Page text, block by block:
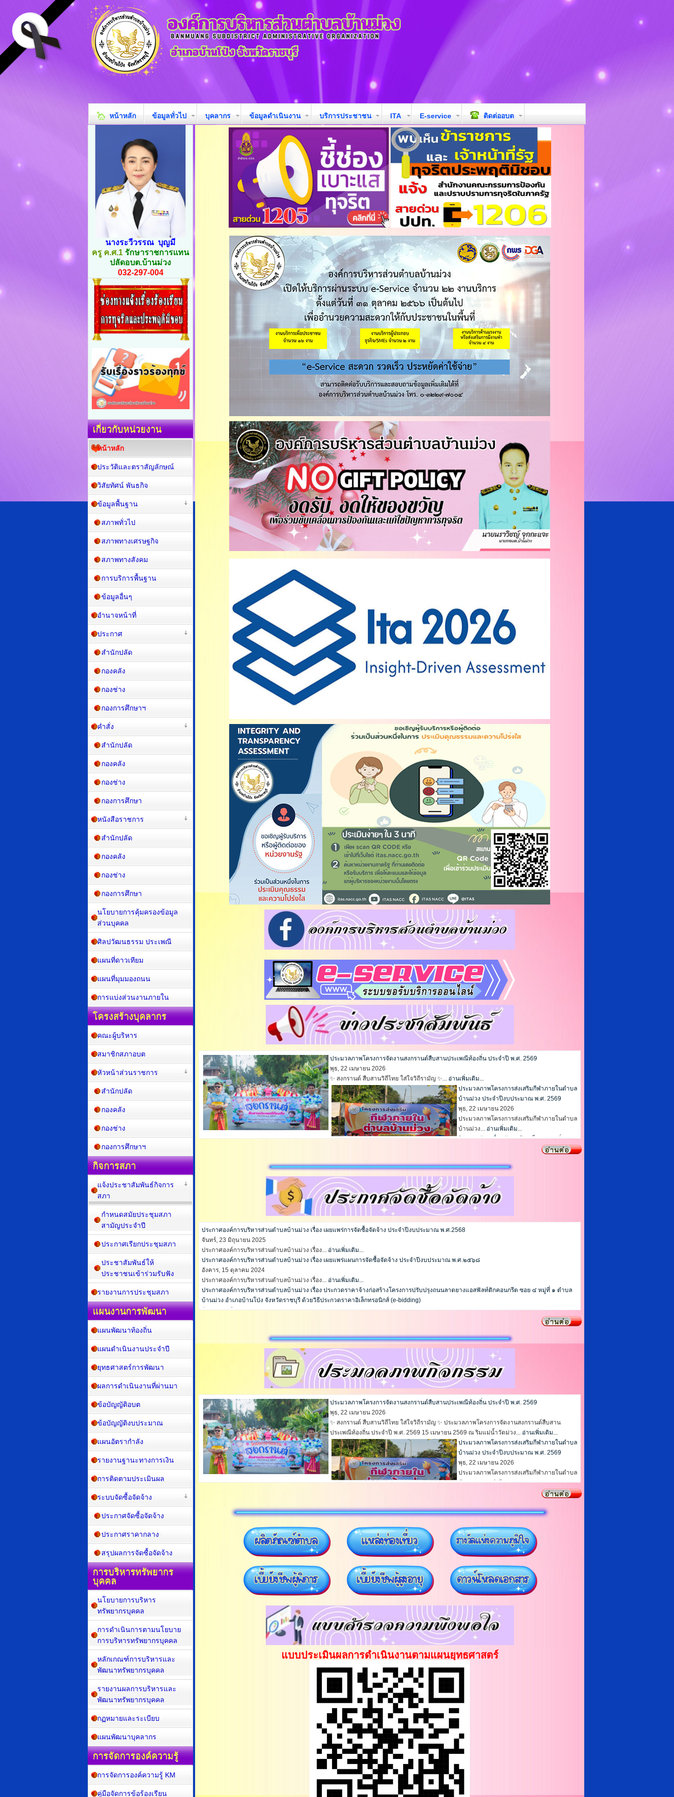
หน้าหลัก ข้อมูลทั่วไป บุคลากร ข้อมูลดำเนินงาน บริการประชาชน ITA E-service ติดต่ออบต
ประมวลภาพโครงการจัดงานสงกรานต์สืบสานประเพณีท้องถิ่น ประจำปี พ.ศ. 2569
พุธ, 22 เมษายน 2026
✨ สงกรานต์ สืบสานวิถีไทย ใส่ใจวิถีรามัญ ✨...อ่านเพิ่มเติม...
ประกาศองค์การบริหารส่วนตำบลบ้านม่วง เรื่อง เผยแพร่การจัดซื้อจัดจ้าง ประจำปีงบประมาณ พ.ศ.2568
จันทร์, 23 มิถุนายน 2025
ประกาศองค์การบริหารส่วนตำบลบ้านม่วง เรื่อง... อ่านเพิ่มเติม...
ประมวลภาพโครงการจัดงานสงกรานต์สืบสานประเพณีท้องถิ่น ประจำปี พ.ศ. 2569
พุธ, 22 เมษายน 2026
✨ สงกรานต์ สืบสานวิถีไทย ใส่ใจวิถีรามัญ ✨ ประมวลภาพโครงการจัดงานสงกรานต์สืบสาน
ประเพณีท้องถิ่น ประจำปี พ.ศ. 2569 15 เมษายน 2569 ณ ริมแม่น้ำวัดม่วง...อ่านเพิ่มเติม...
แบบประเมินผลการดำเนินงานตามแผนยุทธศาสตร์
นางระวีวรรณ บุญมี
ครู ค.ศ.1 รักษาราชการแทน
ปลัดอบต.บ้านม่วง
032-297-004
เกี่ยวกับหน่วยงาน
หน้าหลัก
ประวัติและตราสัญลักษณ์
วิสัยทัศน์ พันธกิจ
ข้อมูลพื้นฐาน
สภาพทั่วไป
สภาพทางเศรษฐกิจ
สภาพทางสังคม
การบริการพื้นฐาน
ข้อมูลอื่นๆ
อำนาจหน้าที่
ประกาศ
สำนักปลัด
กองคลัง
กองช่าง
กองการศึกษาฯ
คำสั่ง
สำนักปลัด
กองคลัง
กองช่าง
กองการศึกษา
หนังสือราชการ
สำนักปลัด
กองคลัง
กองช่าง
กองการศึกษา
นโยบายการคุ้มครองข้อมูล
ส่วนบุคคล
ศิลปวัฒนธรรม ประเพณี
แผนที่ดาวเทียม
แผนที่มุมมองถนน
การแบ่งส่วนงานภายใน
โครงสร้างบุคลากร
คณะผู้บริหาร
สมาชิกสภาอบต
หัวหน้าส่วนราชการ
สำนักปลัด
กองคลัง
กองช่าง
กองการศึกษาฯ
กิจการสภา
แจ้งประชาสัมพันธ์กิจการ
สภา
กำหนดสมัยประชุมสภา
สามัญประจำปี
ประกาศเรียกประชุมสภา
ประชาสัมพันธ์ให้
ประชาชนเข้าร่วมรับฟัง
รายงานการประชุมสภา
แผนงานการพัฒนา
แผนพัฒนาท้องถิ่น
แผนดำเนินงานประจำปี
ยุทธศาสตร์การพัฒนา
ผลการดำเนินงานที่ผ่านมา
ข้อบัญญัติอบต
ข้อบัญญัติงบประมาณ
แผนอัตรากำลัง
รายงานฐานะทางการเงิน
การติดตามประเมินผล
ระบบจัดซื้อจัดจ้าง
ประกาศจัดซื้อจัดจ้าง
ประกาศราคากลาง
สรุปผลการจัดซื้อจัดจ้าง
การบริหารทรัพยากร
บุคคล
นโยบายการบริหาร
ทรัพยากรบุคคล
การดำเนินการตามนโยบาย
การบริหารทรัพยากรบุคคล
หลักเกณฑ์การบริหารและ
พัฒนาทรัพยากรบุคคล
รายงานผลการบริหารและ
พัฒนาทรัพยากรบุคคล
กฏหมายและระเบียบ
แผนพัฒนาบุคลากร
การจัดการองค์ความรู้